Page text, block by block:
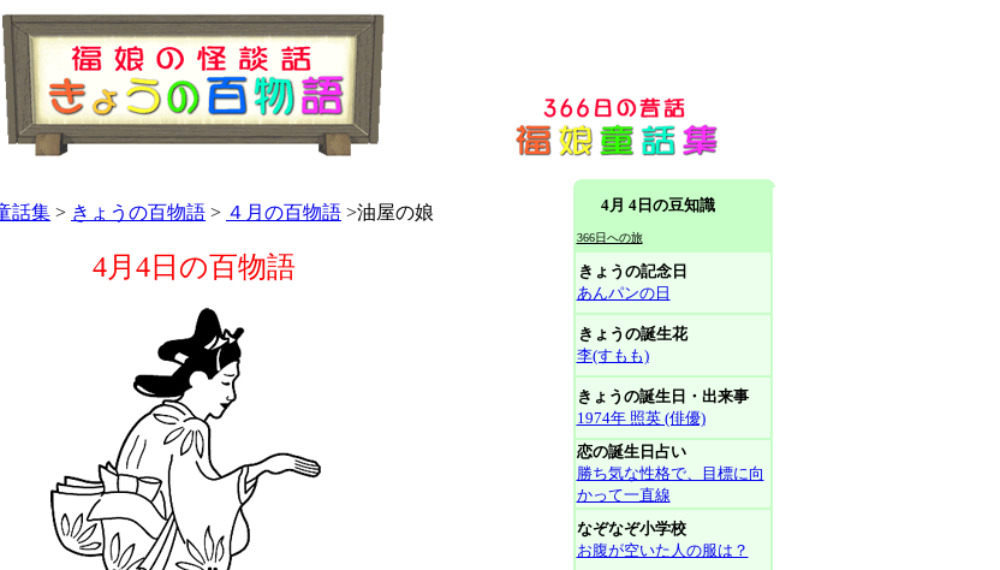
話集 > きょうの百物語 > ４月の百物語 >油屋の娘
4月4日の百物語
4月 4日の豆知識
366日への旅
きょうの記念日
あんパンの日
きょうの誕生花
李(すもも)
きょうの誕生日・出来事
1974年 照英 (俳優)
恋の誕生日占い
勝ち気な性格で、目標に向
かって一直線
なぞなぞ小学校
お腹が空いた人の服は？